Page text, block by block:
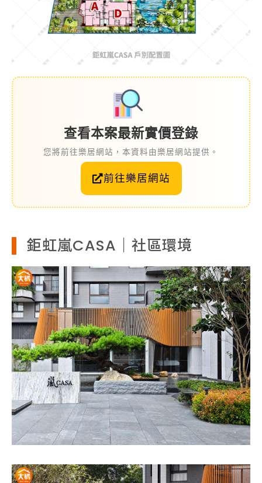
查看本案最新實價登錄
您將前往樂居網站，本資料由樂居網站提供。
前往樂居網站
鉅虹嵐CASA｜社區環境